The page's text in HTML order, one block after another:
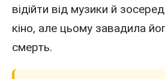
відійти від музики й
кіно, але цьому завадила
смерть.